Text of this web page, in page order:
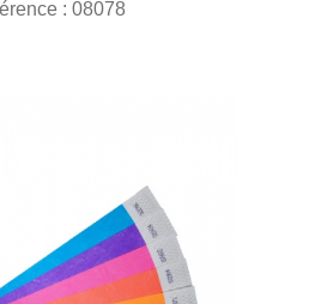
: 08078